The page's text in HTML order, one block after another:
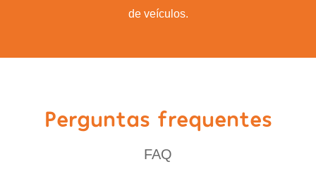
de veículos.
Perguntas frequentes
FAQ